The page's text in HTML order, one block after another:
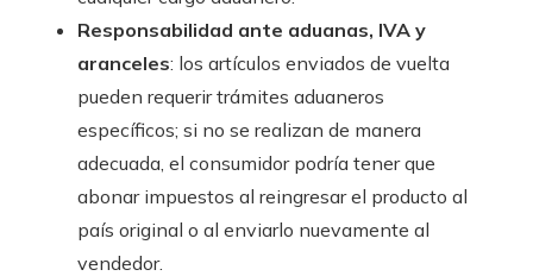
Responsabilidad ante aduanas, IVA y
aranceles: los artículos enviados de vuelta
pueden requerir trámites aduaneros
específicos; si no se realizan de manera
adecuada, el consumidor podría tener que
abonar impuestos al reingresar el producto al
país original o al enviarlo nuevamente al
vendedor.